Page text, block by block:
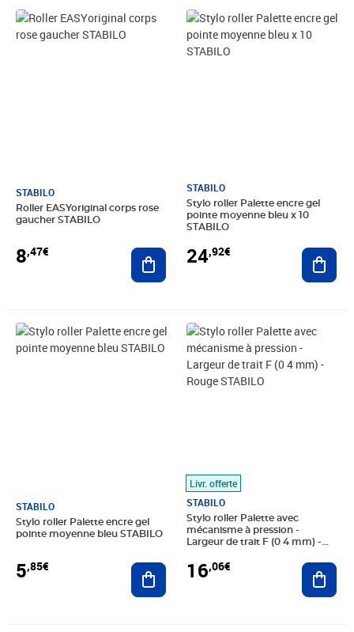
STABILO
Roller EASYoriginal corps rose
gaucher STABILO
8,47€
Prix 8,47€
Ajouter au panier
STABILO
Stylo roller Palette encre gel
pointe moyenne bleu x 10
STABILO
24,92€
Prix 24,92€
STABILO
Stylo roller Palette encre gel
pointe moyenne bleu STABILO
5,85€
Prix 5,85€
Ajouter au panier
Livr. offerte
STABILO
Stylo roller Palette avec
mécanisme à pression -
Largeur de trait F (0 4 mm) -
16,06€
Prix 16,06€